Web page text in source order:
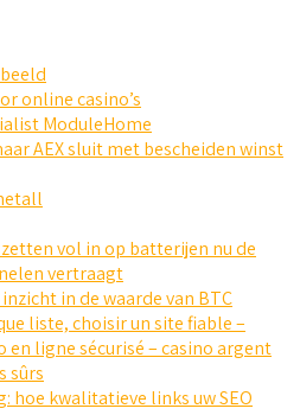
online casino’s
ModuleHome
AEX sluit met bescheiden winst
vol in op batterijen nu de
vertraagt
in de waarde van BTC
liste, choisir un site fiable –
en ligne sécurisé – casino argent
sûrs
hoe kwalitatieve links uw SEO